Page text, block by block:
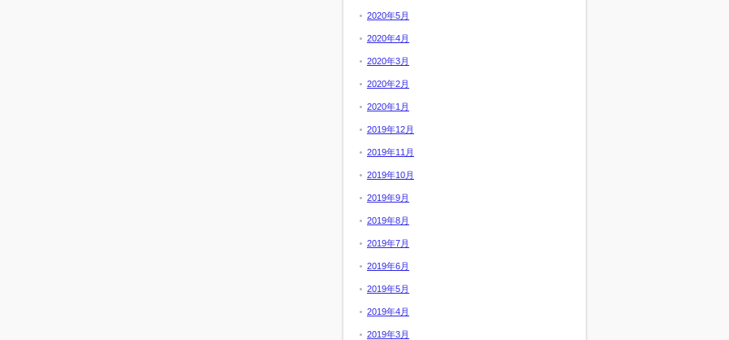
2020年5月
2020年4月
2020年3月
2020年2月
2020年1月
2019年12月
2019年11月
2019年10月
2019年9月
2019年8月
2019年7月
2019年6月
2019年5月
2019年4月
2019年3月